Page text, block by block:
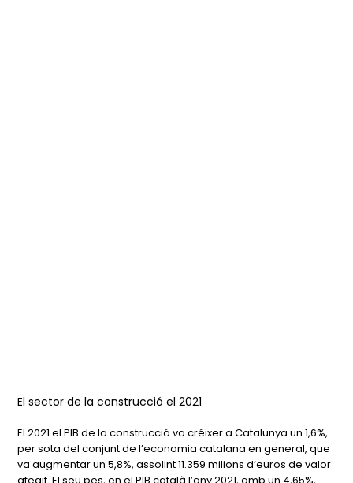
El sector de la construcció el 2021
El 2021 el PIB de la construcció va créixer a Catalunya un 1,6%,
per sota del conjunt de l’economia catalana en general, que
va augmentar un 5,8%, assolint 11.359 milions d’euros de valor